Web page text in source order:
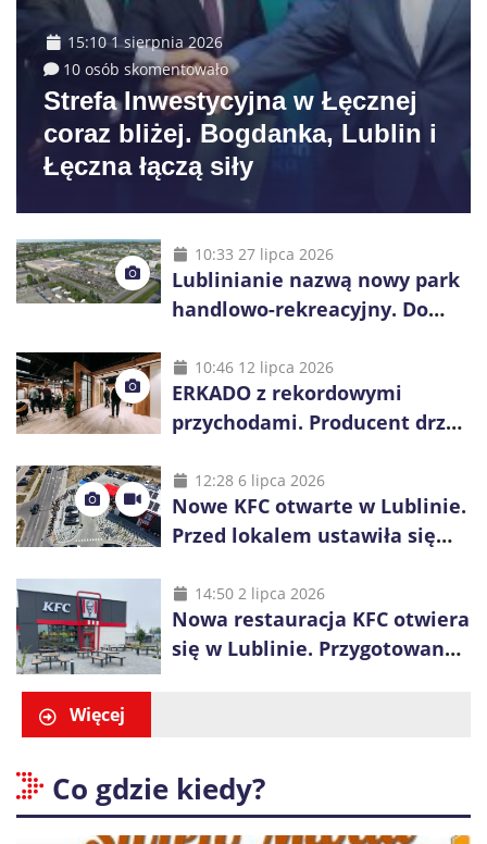
15:10 1 sierpnia 2026
10 osób skomentowało
Strefa Inwestycyjna w Łęcznej
coraz bliżej. Bogdanka, Lublin i
Łęczna łączą siły
10:33 27 lipca 2026
Lublinianie nazwą nowy park
handlowo-rekreacyjny. Do
10:46 12 lipca 2026
ERKADO z rekordowymi
przychodami. Producent drzwi
inwestycje
12:28 6 lipca 2026
Nowe KFC otwarte w Lublinie.
Przed lokalem ustawiła się
14:50 2 lipca 2026
Nowa restauracja KFC otwiera
się w Lublinie. Przygotowano
Więcej
Co gdzie kiedy?